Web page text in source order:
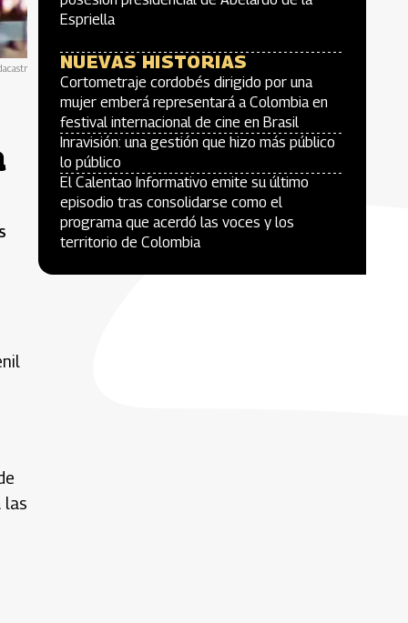
las
Espriella
NUEVAS HISTORIAS
Cortometraje cordobés dirigido por una
mujer emberá representará a Colombia en
festival internacional de cine en Brasil
Inravisión: una gestión que hizo más público
lo público
El Calentao Informativo emite su último
episodio tras consolidarse como el
programa que acerdó las voces y los
territorio de Colombia